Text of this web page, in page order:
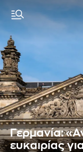
Γερμανία:
ευκαιρίας